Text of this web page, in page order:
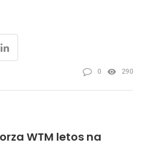
0 290
WTM letos na